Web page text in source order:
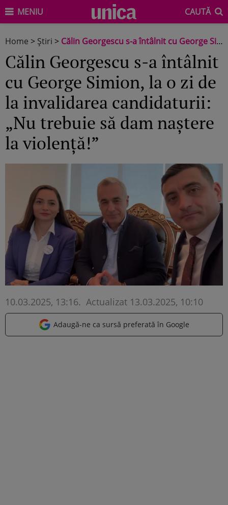
MENIU CAUTĂ
Home > Știri > Călin Georgescu s-a întâlnit cu George Simion, la o zi de la invalidarea candidaturii: „Nu trebuie să dam naștere la violență!”
Călin Georgescu s-a întâlnit
cu George Simion, la o zi de
la invalidarea candidaturii:
„Nu trebuie să dam naștere
la violență!”
10.03.2025, 13:16. Actualizat 13.03.2025, 10:10
Adaugă-ne ca sursă preferată în Google